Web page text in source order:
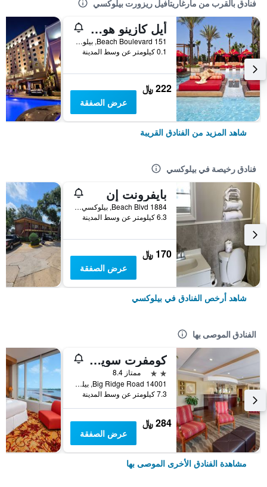
فنادق بالقرب من مارغاريتافيل ريزورت بيلوكسي
أيل كازينو هوتل بيلوكسي
151 Beach Boulevard, بيلوكسي, MS, الولايات المتحدة الأميريكية
0.1 كيلومتر عن وسط المدينة
222 ﷼
عرض الصفقة
شاهد المزيد من الفنادق القريبة
فنادق رخيصة في بيلوكسي
بايفرونت إن
1884 Beach Blvd, بيلوكسي, MS, الولايات المتحدة الأميريكية
6.3 كيلومتر عن وسط المدينة
170 ﷼
عرض الصفقة
شاهد أرخص الفنادق في بيلوكسي
الفنادق الموصى بها
كومفرت سويتس - أوشن سبرنجس
2 نجمتين
ممتاز 8.4
14001 Big Ridge Road, بيلوكسي, MS, الولايات المتحدة الأميريكية
7.3 كيلومتر عن وسط المدينة
284 ﷼
عرض الصفقة
مشاهدة الفنادق الأخرى الموصى بها